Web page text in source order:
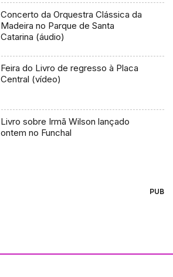
Concerto da Orquestra Clássica da
Madeira no Parque de Santa
Catarina (áudio)
Feira do Livro de regresso à Placa
Central (vídeo)
Livro sobre Irmã Wilson lançado
ontem no Funchal
PUB